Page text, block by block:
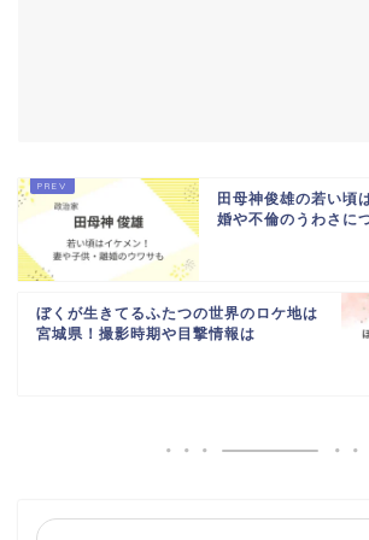
田母神俊雄の若い頃
婚や不倫のうわさに
ぼくが生きてるふたつの世界のロケ地は
宮城県！撮影時期や目撃情報は